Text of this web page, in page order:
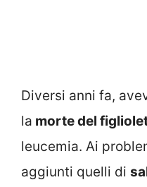
Diversi anni fa,
la morte del
leucemia. Ai
aggiunti quelli di